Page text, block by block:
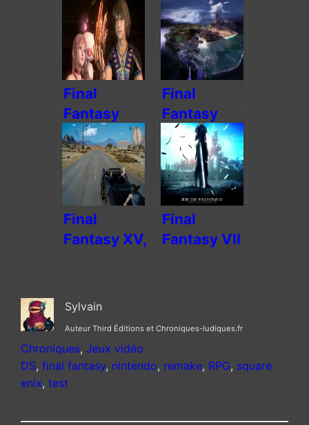
Final
Fantasy
XIII-2, la
réconciliation
de Square
Enix ?
Final
Fantasy
XIII-3 :
Lightning
Returns – la
dernière
heure
Final
Fantasy XV,
dans cette
production
Final
Fantasy VII
Sylvain
Auteur Third Éditions et Chroniques-ludiques.fr
Chroniques, Jeux vidéo
DS, final fantasy, nintendo, remake, RPG, square
enix, test